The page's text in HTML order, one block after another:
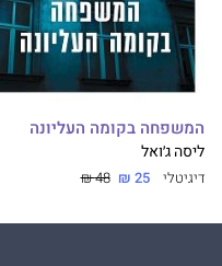
המשפחה בקומה העליונה
ליסה ג׳ואל
דיגיטלי 25 ₪
48 ₪